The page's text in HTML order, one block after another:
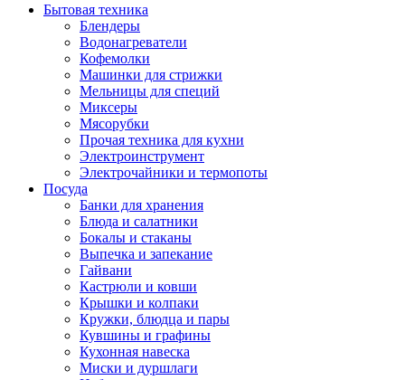
Бытовая техника
Блендеры
Водонагреватели
Кофемолки
Машинки для стрижки
Мельницы для специй
Миксеры
Мясорубки
Прочая техника для кухни
Электроинструмент
Электрочайники и термопоты
Посуда
Банки для хранения
Блюда и салатники
Бокалы и стаканы
Выпечка и запекание
Гайвани
Кастрюли и ковши
Крышки и колпаки
Кружки, блюдца и пары
Кувшины и графины
Кухонная навеска
Миски и дуршлаги